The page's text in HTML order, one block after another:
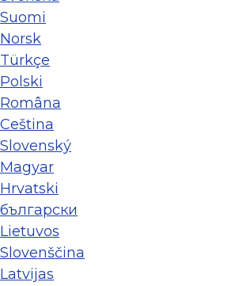
Suomi
Norsk
Türkçe
Polski
Româna
Ceština
Slovenský
Magyar
Hrvatski
български
Lietuvos
Slovenščina
Latvijas